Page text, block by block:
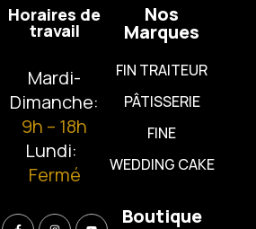
Nos
Marques
FIN TRAITEUR
PÂTISSERIE
FINE
WEDDING CAKE
Boutique
Horaires de
travail
Mardi-
Dimanche:
9h – 18h
Lundi:
Fermé